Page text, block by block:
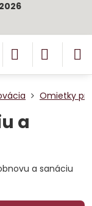
Omietky
a
a sanáciu